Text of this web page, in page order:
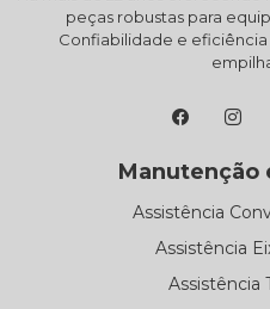
peças robustas para
Confiabilidade e
Manutenção
Assistência
Assistência
Assistência